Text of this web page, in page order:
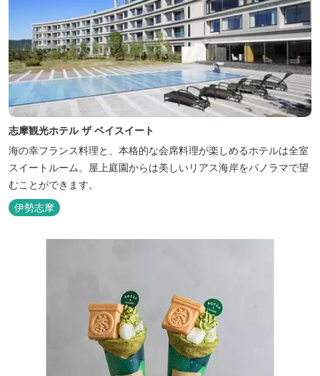
志摩観光ホテル ザ ベイスイート
海の幸フランス料理と、本格的な会席料理が楽しめるホテルは全室
スイートルーム。屋上庭園からは美しいリアス海岸をパノラマで望
むことができます。
伊勢志摩